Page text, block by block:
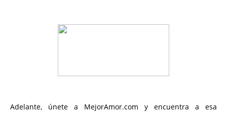
Adelante, únete a MejorAmor.com y encuentra a esa